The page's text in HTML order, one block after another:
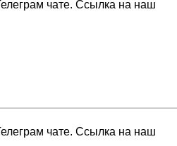
чате. Ссылка на наш
чате. Ссылка на наш